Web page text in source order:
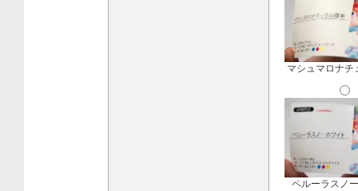
マシュマロナチ
ペルーラスノ